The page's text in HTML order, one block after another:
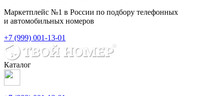
Маркетплейс №1 в России по подбору телефонных
и автомобильных номеров
+7 (999) 001-13-01
Каталог